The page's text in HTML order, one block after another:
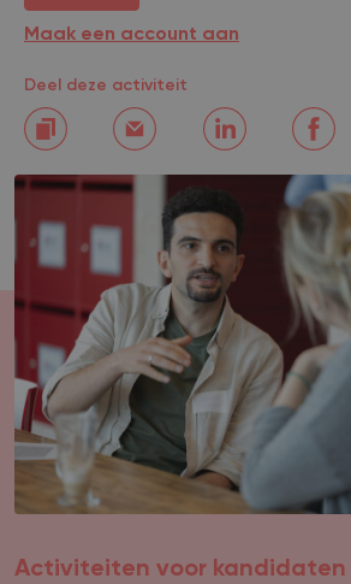
Maak een account aan
Deel deze activiteit
Activiteiten voor kandidaten